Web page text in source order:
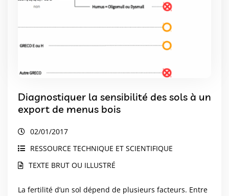
Diagnostiquer la sensibilité des sols à un
export de menus bois
02/01/2017
RESSOURCE TECHNIQUE ET SCIENTIFIQUE
TEXTE BRUT OU ILLUSTRÉ
La fertilité d’un sol dépend de plusieurs facteurs. Entre